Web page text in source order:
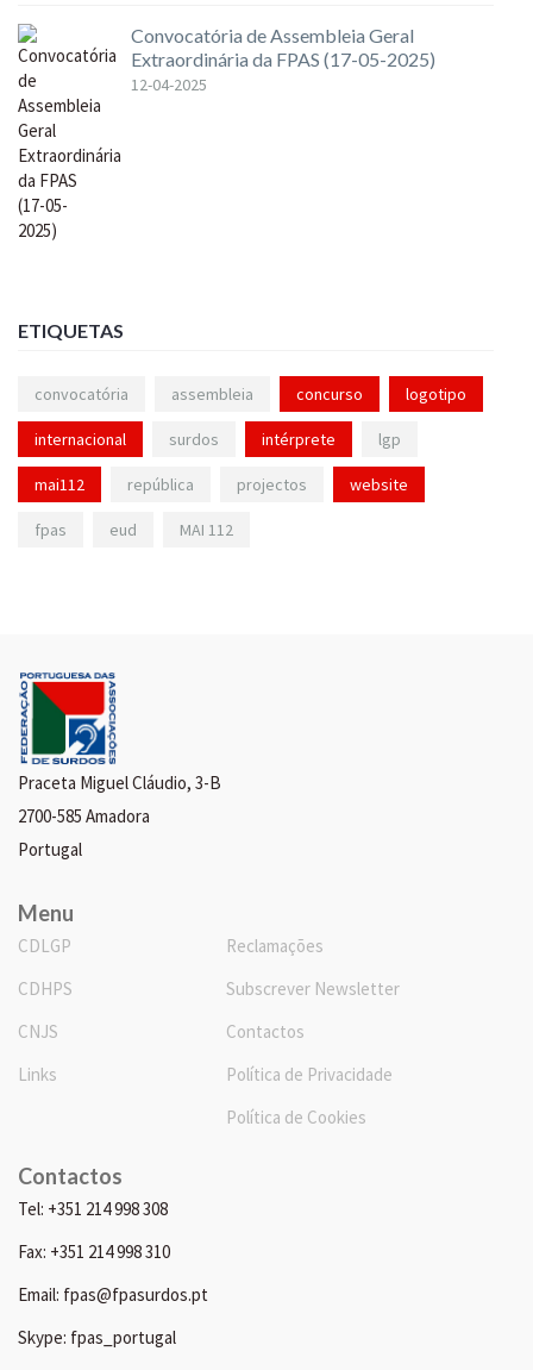
Convocatória de Assembleia Geral
Extraordinária da FPAS (17-05-2025)
12-04-2025
ETIQUETAS
convocatória assembleia concurso logotipo
internacional surdos intérprete lgp
mai112 república projectos website
fpas eud MAI 112
Praceta Miguel Cláudio, 3-B
2700-585 Amadora
Portugal
Menu
CDLGP
CDHPS
CNJS
Links
Reclamações
Subscrever Newsletter
Contactos
Política de Privacidade
Política de Cookies
Contactos
Tel: +351 214 998 308
Fax: +351 214 998 310
Email: fpas@fpasurdos.pt
Skype: fpas_portugal